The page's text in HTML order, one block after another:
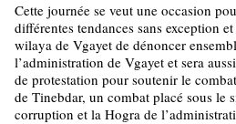
Cette journée se veut une occasion
différentes tendances sans exception
wilaya de Vgayet de dénoncer
l’administration de Vgayet et sera
de protestation pour soutenir le
de Tinebdar, un combat placé sous le
corruption et la Hogra de